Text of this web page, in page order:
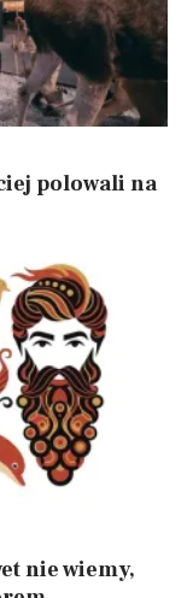
polowali na
nie wiemy,